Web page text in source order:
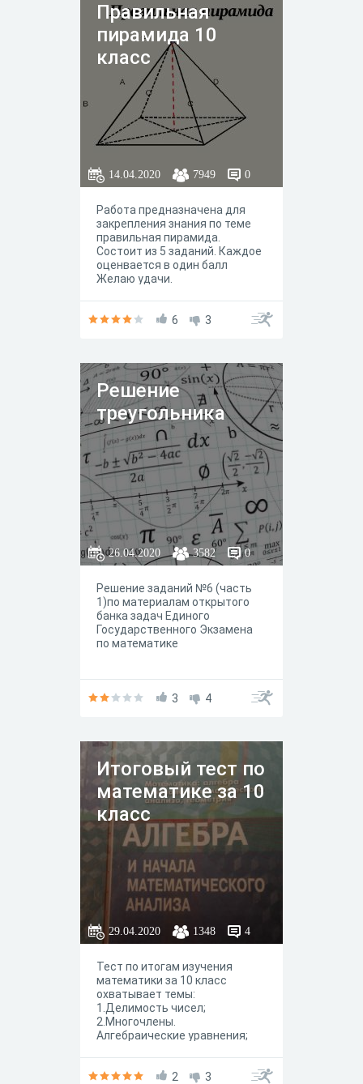
Правильная
пирамида 10
класс
14.04.2020 7949 0
Работа предназначена для
закрепления знания по теме
правильная пирамида.
Состоит из 5 заданий. Каждое
оценвается в один балл
Желаю удачи.
6 3
Решение
треугольника
26.04.2020 3582 0
Решение заданий №6 (часть
1)по материалам открытого
банка задач Единого
Государственного Экзамена
по математике
3 4
Итоговый тест по
математике за 10
класс
29.04.2020 1348 4
Тест по итогам изучения
математики за 10 класс
охватывает темы:
1.Делимость чисел;
2.Многочлены.
Алгебраические уравнения;
функция; 5.Показательная
2 3